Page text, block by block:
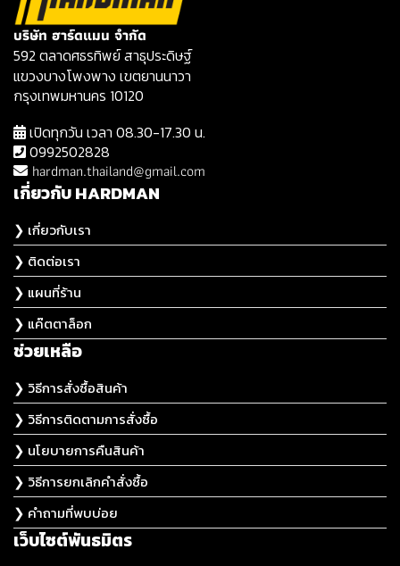
บริษัท ฮาร์ดแมน จำกัด
592 ตลาดศธรทิพย์ สาธุประดิษฐ์
แขวงบางโพงพาง เขตยานนาวา
กรุงเทพมหานคร 10120
เปิดทุกวัน เวลา 08.30-17.30 น.
0992502828
hardman.thailand@gmail.com
เกี่ยวกับ HARDMAN
❯ เกี่ยวกับเรา
❯ ติดต่อเรา
❯ แผนที่ร้าน
❯ แค๊ตตาล็อก
ช่วยเหลือ
❯ วิธีการสั่งซื้อสินค้า
❯ วิธีการติดตามการสั่งซื้อ
❯ นโยบายการคืนสินค้า
❯ วิธีการยกเลิกคำสั่งซื้อ
❯ คำถามที่พบบ่อย
เว็บไซต์พันธมิตร